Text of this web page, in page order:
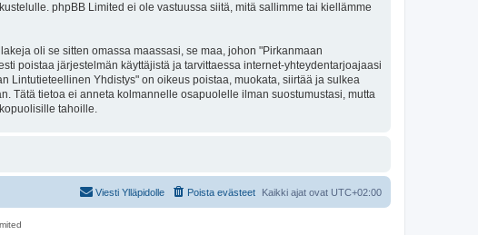
phpBB Limited ei ole vastuussa siitä, mitä sallimme tai kiellämme
oli se sitten omassa maassasi, se maa, johon "Pirkanmaan
poistaa järjestelmän käyttäjistä ja tarvittaessa internet-yhteydentarjoajaasi
Lintutieteellinen Yhdistys" on oikeus poistaa, muokata, siirtää ja sulkea
Tätä tietoa ei anneta kolmannelle osapuolelle ilman suostumustasi, mutta
tahoille.
Kaikki ajat ovat UTC+02:00
Poista evästeet
Viesti Ylläpidolle